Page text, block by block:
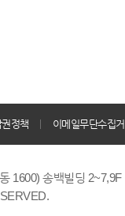
정책 이메일무단수집
1600) 송백빌딩